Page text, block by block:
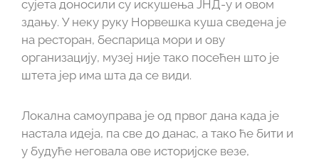
сујета доносили су искушења ЈНД-у и овом
здању. У неку руку Норвешка куша сведена је
на ресторан, беспарица мори и ову
организацију, музеј није тако посећен што је
штета јер има шта да се види.
Локална самоуправа је од првог дана када је
настала идеја, па све до данас, а тако ће бити и
у будуће неговала ове историјске везе,